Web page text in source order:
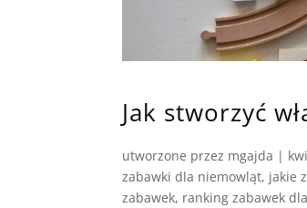
Jak stworzyć
utworzone przez mgajda |
zabawki dla niemowląt, jakie
zabawek, ranking zabawek